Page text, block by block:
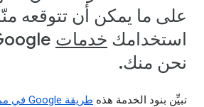
على ما يمكن أن تتوقعه
استخدامك خدمات
نحن منك.
تبيِّن بنود الخدمة هذه طريقة Google في ممارسة أعمالها